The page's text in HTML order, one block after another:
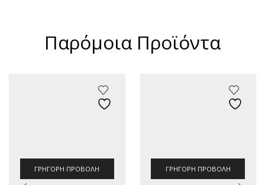
Παρόμοια Προϊόντα
ΓΡΉΓΟΡΗ ΠΡΟΒΟΛΉ ΓΡΉΓΟΡΗ ΠΡΟΒΟΛΉ